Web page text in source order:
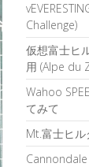
Challenge)
仮想富士ヒ
用 (Alpe du
Wahoo
てみて
Mt.富士ヒ